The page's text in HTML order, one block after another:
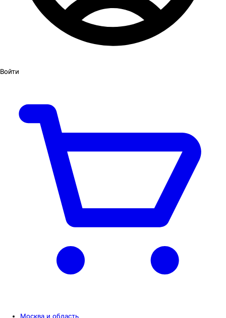
Войти
Москва и область